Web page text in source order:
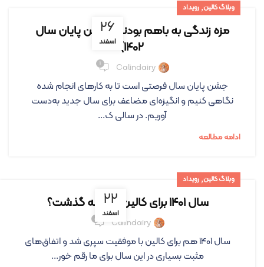
۲۶
اسفند
وبلاگ کالین, رویداد
مزه زندگی به باهم بودنه (جشن پایان سال
۱۴۰۲)
Calindairy ۱
جشن پایان سال فرصتی است تا به کارهای انجام شده
نگاهی کنیم و انگیزه‌ای مضاعف برای سال جدید به‌دست
آوریم. در سالی ک...
ادامه مطالعه
۲۲
اسفند
وبلاگ کالین, رویداد
سال ۱۴۰۱ برای کالین چگونه گذشت؟
Calindairy ۰
سال 1401 هم برای کالین با موفقیت سپری شد و اتفاق‌های
مثبت بسیاری در این سال برای ما رقم خور...